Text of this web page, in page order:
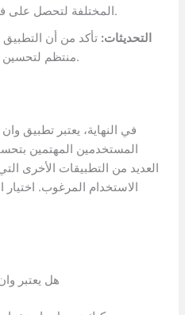
المختلفة لتحصل على فكرة واضحة عن أدائها.
التحديثات: تأكد من أن
منتظم لتحسين الأداء وإصلاح الأخطاء.
في النهاية، يعتبر تطبيق
المستخدمين المهتمين
العديد من التطبيقات الأخرى
الاستخدام المرغوب.
1. هل يعتبر